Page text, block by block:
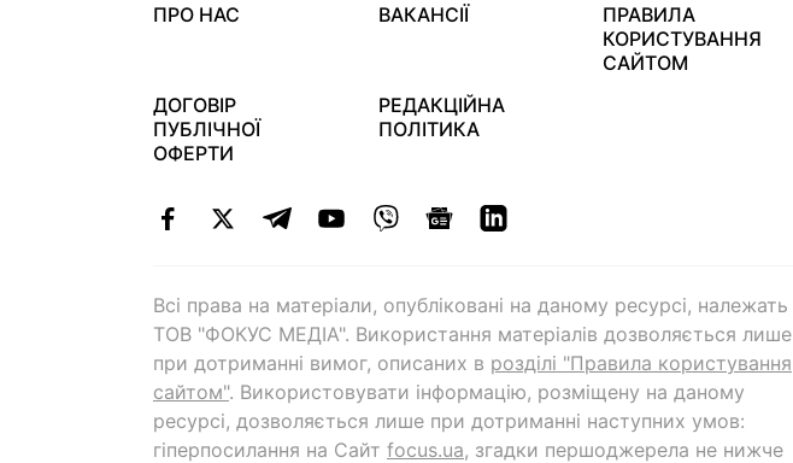
ПРО НАС
ВАКАНСІЇ
ПРАВИЛА
КОРИСТУВАННЯ
САЙТОМ
ДОГОВІР
ПУБЛІЧНОЇ
ОФЕРТИ
РЕДАКЦІЙНА
ПОЛІТИКА
Всі права на матеріали, опубліковані на даному ресурсі, належать
ТОВ "ФОКУС МЕДІА". Використання матеріалів дозволяється лише
при дотриманні вимог, описаних в розділі "Правила користування
сайтом". Використовувати інформацію, розміщену на даному
ресурсі, дозволяється лише при дотриманні наступних умов:
гіперпосилання на Cайт focus.ua, згадки першоджерела не нижче